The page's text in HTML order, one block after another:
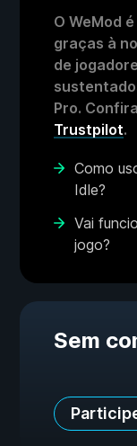
O WeMod
graças à
de
Pro.
Trustpilot.
Como
Idle?
Vai
jogo?
Sem